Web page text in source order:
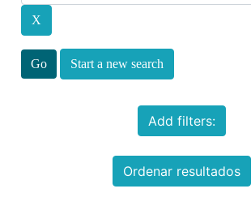
Start a new search
Add filters:
Ordenar resultados